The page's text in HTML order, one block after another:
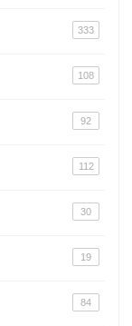
333
108
92
112
30
19
84